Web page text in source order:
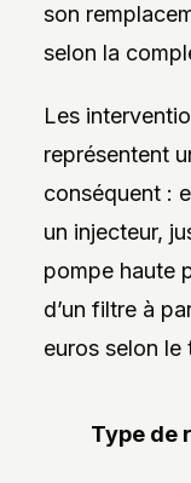
son
selon la
Les
représentent
conséquent :
un injecteur,
pompe haute
d’un filtre à
euros selon le
Type de